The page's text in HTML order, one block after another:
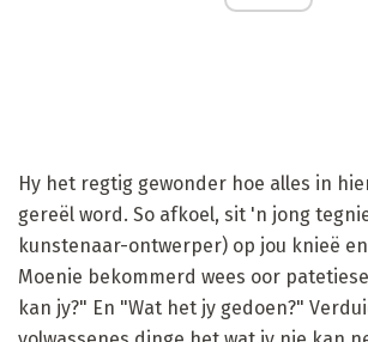
Hy het regtig gewonder hoe alles in
gereël word. So afkoel, sit 'n jong
kunstenaar-ontwerper) op jou knieë
Moenie bekommerd wees oor
kan jy?" En "Wat het jy gedoen?"